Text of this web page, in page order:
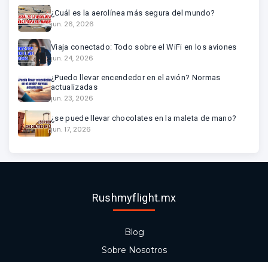
¿Cuál es la aerolínea más segura del mundo?
jun. 26, 2026
Viaja conectado: Todo sobre el WiFi en los aviones
jun. 24, 2026
¿Puedo llevar encendedor en el avión? Normas
actualizadas
jun. 23, 2026
¿se puede llevar chocolates en la maleta de mano?
jun. 17, 2026
Rushmyflight.mx
Blog
Sobre Nosotros